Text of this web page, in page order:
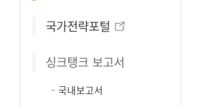
국가전략포털
싱크탱크 보고서
국내보고서